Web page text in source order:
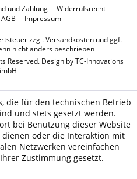
und Zahlung
Widerrufsrecht
AGB Impressum
zzgl.Versandkosten und ggf.
nicht anders beschrieben
Reserved. Design byTC-Innovations
die für den technischen Betrieb
und stets gesetzt werden.
bei Benutzung dieser Website
oder die Interaktion mit
Netzwerken vereinfachen
Zustimmung gesetzt.